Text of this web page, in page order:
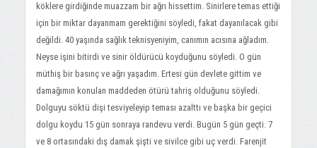
köklere girdiğinde muazzam bir ağrı hissettim. Sinirlere temas ettiği
için bir miktar dayanmam gerektiğini söyledi, fakat dayanılacak gibi
değildi. 40 yaşında sağlık teknisyeniyim, canımın acısına ağladım.
Neyse işini bitirdi ve sinir öldürücü koyduğunu söyledi. O gün
müthiş bir basınç ve ağrı yaşadım. Ertesi gün devlete gittim ve
damağımın konulan maddeden ötürü tahriş olduğunu söyledi.
Dolguyu söktü dişi tesviyeleyip teması azalttı ve başka bir geçici
dolgu koydu 15 gün sonraya randevu verdi. Bugün 5 gün geçti. 7
ve 8 ortasındaki dış damak şişti ve sivilce gibi uç verdi. Farenjit